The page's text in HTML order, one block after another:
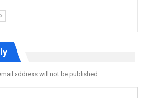
address will not be published.